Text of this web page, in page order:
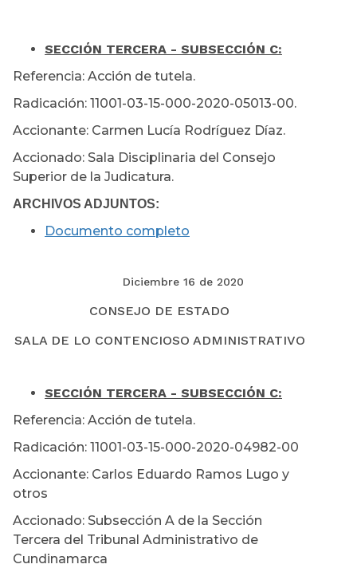
SECCIÓN TERCERA - SUBSECCIÓN C:
Referencia: Acción de tutela.
Radicación: 11001-03-15-000-2020-05013-00.
Accionante: Carmen Lucía Rodríguez Díaz.
Accionado: Sala Disciplinaria del Consejo
Superior de la Judicatura.
ARCHIVOS ADJUNTOS:
Documento completo
Diciembre 16 de 2020
CONSEJO DE ESTADO
SALA DE LO CONTENCIOSO ADMINISTRATIVO
SECCIÓN TERCERA - SUBSECCIÓN C:
Referencia: Acción de tutela.
Radicación: 11001-03-15-000-2020-04982-00
Accionante: Carlos Eduardo Ramos Lugo y
otros
Accionado: Subsección A de la Sección
Tercera del Tribunal Administrativo de
Cundinamarca